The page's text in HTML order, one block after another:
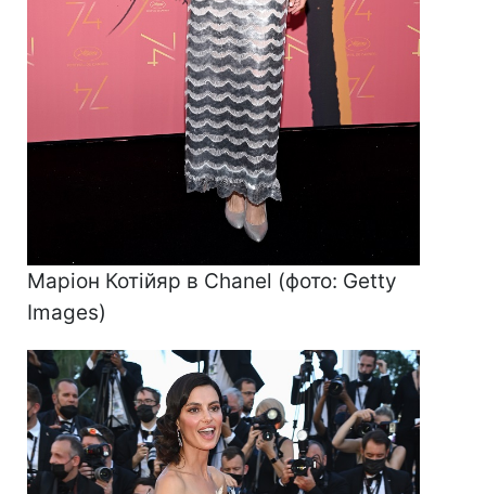
Маріон Котійяр в Chanel (фото: Getty
Images)